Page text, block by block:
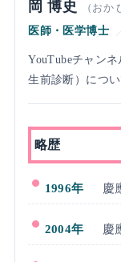
岡 博史
（おか
医師・医学博士
YouTubeチャン
生前診断）につ
略歴
1996年 慶
2004年 慶